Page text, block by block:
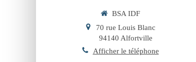
BSA IDF
70 rue Louis Blanc
94140 Alfortville
Afficher le téléphone